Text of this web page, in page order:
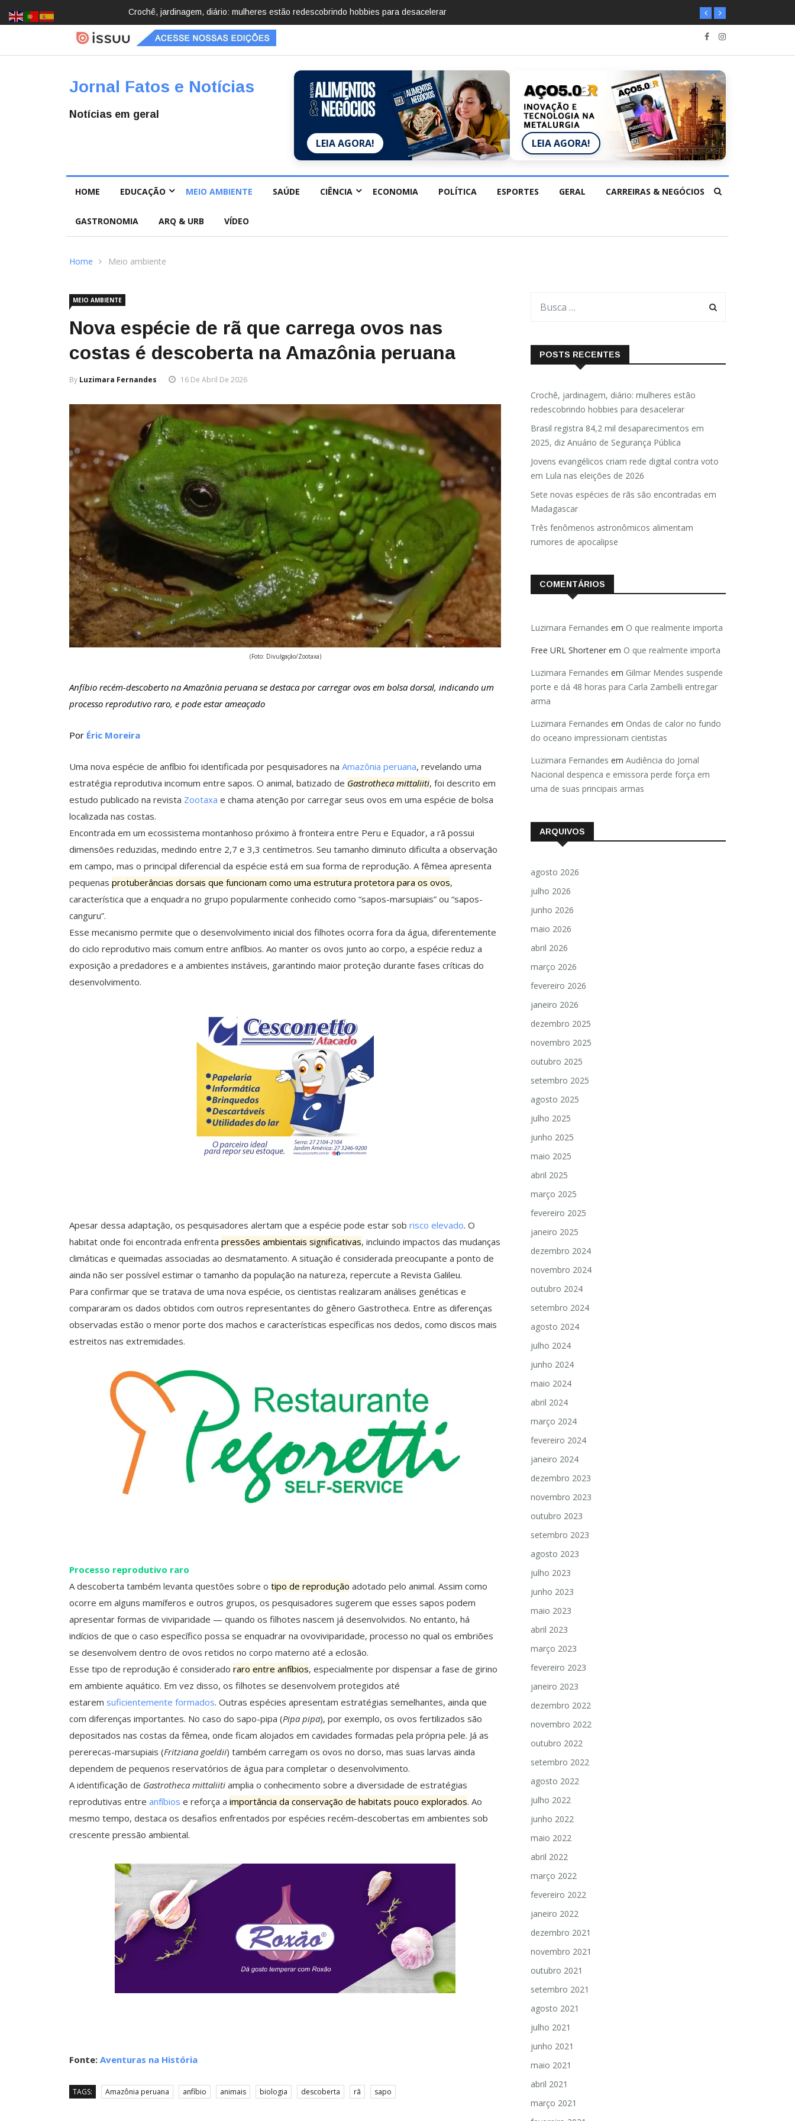
Brasil registra 84,2 mil desaparecimentos em 2025, diz Anuário de Segurança Pública
Jornal Fatos e Notícias
Notícias em geral
LEIA AGORA! LEIA AGORA!
HOME EDUCAÇÃO MEIO AMBIENTE SAÚDE CIÊNCIA ECONOMIA POLÍTICA ESPORTES GERAL CARREIRAS & NEGÓCIOS
GASTRONOMIA ARQ & URB VÍDEO
Home Meio ambiente
MEIO AMBIENTE
Nova espécie de rã que carrega ovos nas
costas é descoberta na Amazônia peruana
By Luzimara Fernandes 16 De Abril De 2026
(Foto: Divulgação/Zootaxa)
Anfíbio recém-descoberto na Amazônia peruana se destaca por carregar ovos em bolsa dorsal, indicando um
processo reprodutivo raro, e pode estar ameaçado
Por Éric Moreira
Uma nova espécie de anfíbio foi identificada por pesquisadores na Amazônia peruana, revelando uma
estratégia reprodutiva incomum entre sapos. O animal, batizado de Gastrotheca mittaliiti, foi descrito em
estudo publicado na revista Zootaxa e chama atenção por carregar seus ovos em uma espécie de bolsa
localizada nas costas.
Encontrada em um ecossistema montanhoso próximo à fronteira entre Peru e Equador, a rã possui
dimensões reduzidas, medindo entre 2,7 e 3,3 centímetros. Seu tamanho diminuto dificulta a observação
em campo, mas o principal diferencial da espécie está em sua forma de reprodução. A fêmea apresenta
pequenas protuberâncias dorsais que funcionam como uma estrutura protetora para os ovos,
característica que a enquadra no grupo popularmente conhecido como “sapos-marsupiais” ou “sapos-
canguru”.
Esse mecanismo permite que o desenvolvimento inicial dos filhotes ocorra fora da água, diferentemente
do ciclo reprodutivo mais comum entre anfíbios. Ao manter os ovos junto ao corpo, a espécie reduz a
exposição a predadores e a ambientes instáveis, garantindo maior proteção durante fases críticas do
desenvolvimento.
Apesar dessa adaptação, os pesquisadores alertam que a espécie pode estar sob risco elevado. O
habitat onde foi encontrada enfrenta pressões ambientais significativas, incluindo impactos das mudanças
climáticas e queimadas associadas ao desmatamento. A situação é considerada preocupante a ponto de
ainda não ser possível estimar o tamanho da população na natureza, repercute a Revista Galileu.
Para confirmar que se tratava de uma nova espécie, os cientistas realizaram análises genéticas e
compararam os dados obtidos com outros representantes do gênero Gastrotheca. Entre as diferenças
observadas estão o menor porte dos machos e características específicas nos dedos, como discos mais
estreitos nas extremidades.
Processo reprodutivo raro
A descoberta também levanta questões sobre o tipo de reprodução adotado pelo animal. Assim como
ocorre em alguns mamíferos e outros grupos, os pesquisadores sugerem que esses sapos podem
apresentar formas de viviparidade — quando os filhotes nascem já desenvolvidos. No entanto, há
indícios de que o caso específico possa se enquadrar na ovoviviparidade, processo no qual os embriões
se desenvolvem dentro de ovos retidos no corpo materno até a eclosão.
Esse tipo de reprodução é considerado raro entre anfíbios, especialmente por dispensar a fase de girino
em ambiente aquático. Em vez disso, os filhotes se desenvolvem protegidos até
estarem suficientemente formados. Outras espécies apresentam estratégias semelhantes, ainda que
com diferenças importantes. No caso do sapo-pipa (Pipa pipa), por exemplo, os ovos fertilizados são
depositados nas costas da fêmea, onde ficam alojados em cavidades formadas pela própria pele. Já as
pererecas-marsupiais (Fritziana goeldii) também carregam os ovos no dorso, mas suas larvas ainda
dependem de pequenos reservatórios de água para completar o desenvolvimento.
A identificação de Gastrotheca mittaliiti amplia o conhecimento sobre a diversidade de estratégias
reprodutivas entre anfíbios e reforça a importância da conservação de habitats pouco explorados. Ao
mesmo tempo, destaca os desafios enfrentados por espécies recém-descobertas em ambientes sob
crescente pressão ambiental.
Fonte: Aventuras na História
TAGS: Amazônia peruana anfíbio animais biologia descoberta rã sapo
POSTS RECENTES
Crochê, jardinagem, diário: mulheres estão
redescobrindo hobbies para desacelerar
Brasil registra 84,2 mil desaparecimentos em
2025, diz Anuário de Segurança Pública
Jovens evangélicos criam rede digital contra voto
em Lula nas eleições de 2026
Sete novas espécies de rãs são encontradas em
Madagascar
Três fenômenos astronômicos alimentam
rumores de apocalipse
COMENTÁRIOS
Luzimara Fernandes em O que realmente importa
Free URL Shortener em O que realmente importa
Luzimara Fernandes em Gilmar Mendes suspende
porte e dá 48 horas para Carla Zambelli entregar
arma
Luzimara Fernandes em Ondas de calor no fundo
do oceano impressionam cientistas
Luzimara Fernandes em Audiência do Jornal
Nacional despenca e emissora perde força em
uma de suas principais armas
ARQUIVOS
agosto 2026
julho 2026
junho 2026
maio 2026
abril 2026
março 2026
fevereiro 2026
janeiro 2026
dezembro 2025
novembro 2025
outubro 2025
setembro 2025
agosto 2025
julho 2025
junho 2025
maio 2025
abril 2025
março 2025
fevereiro 2025
janeiro 2025
dezembro 2024
novembro 2024
outubro 2024
setembro 2024
agosto 2024
julho 2024
junho 2024
maio 2024
abril 2024
março 2024
fevereiro 2024
janeiro 2024
dezembro 2023
novembro 2023
outubro 2023
setembro 2023
agosto 2023
julho 2023
junho 2023
maio 2023
abril 2023
março 2023
fevereiro 2023
janeiro 2023
dezembro 2022
novembro 2022
outubro 2022
setembro 2022
agosto 2022
julho 2022
junho 2022
maio 2022
abril 2022
março 2022
fevereiro 2022
janeiro 2022
dezembro 2021
novembro 2021
outubro 2021
setembro 2021
agosto 2021
julho 2021
junho 2021
maio 2021
abril 2021
março 2021